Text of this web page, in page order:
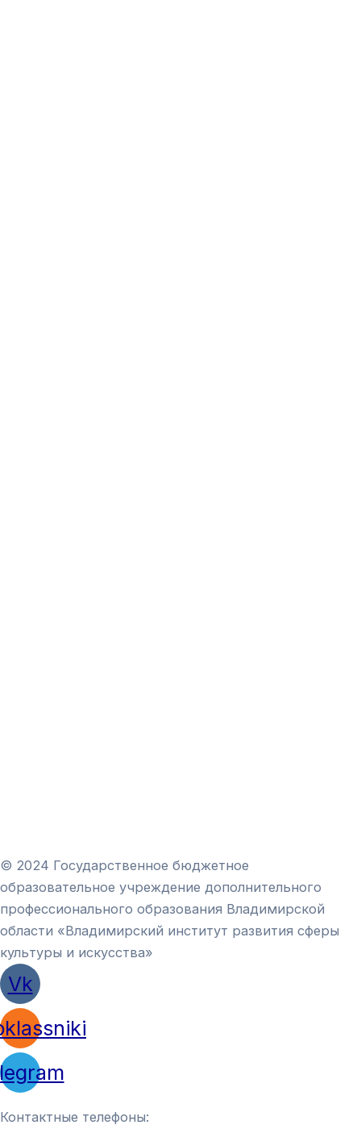
© 2024 Государственное бюджетное
образовательное учреждение дополнительного
профессионального образования Владимирской
области «Владимирский институт развития сферы
культуры и искусства»
Vk
Контактные телефоны: